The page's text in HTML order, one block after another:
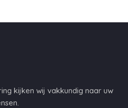
kijken wij vakkundig naar uw